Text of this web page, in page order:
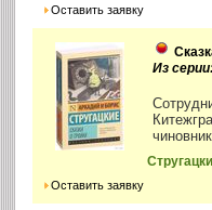
Оставить заявку
Из
Оставить заявку